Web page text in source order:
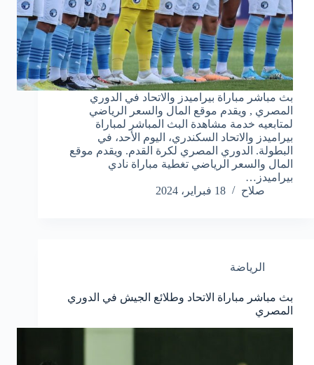
بث مباشر مباراة بيراميدز والاتحاد في الدوري
المصري , ويقدم موقع المال والسعر الرياضي
لمتابعيه خدمة مشاهدة البث المباشر لمباراة
بيراميدز والاتحاد السكندري، اليوم الأحد، في
البطولة. الدوري المصري لكرة القدم. ويقدم موقع
المال والسعر الرياضي تغطية مباراة نادي
بيراميدز…
صلاح
18 فبراير، 2024
الرياضة
بث مباشر مباراة الاتحاد وطلائع الجيش في الدوري
المصري